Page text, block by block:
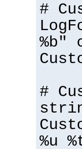
#
%b"
#
%u